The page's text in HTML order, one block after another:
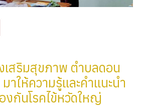
เสริมสุขภาพ ตำบลดอน
าให้ความรู้และคำแนะนำ
งกันโรคไข้หวัดใหญ่